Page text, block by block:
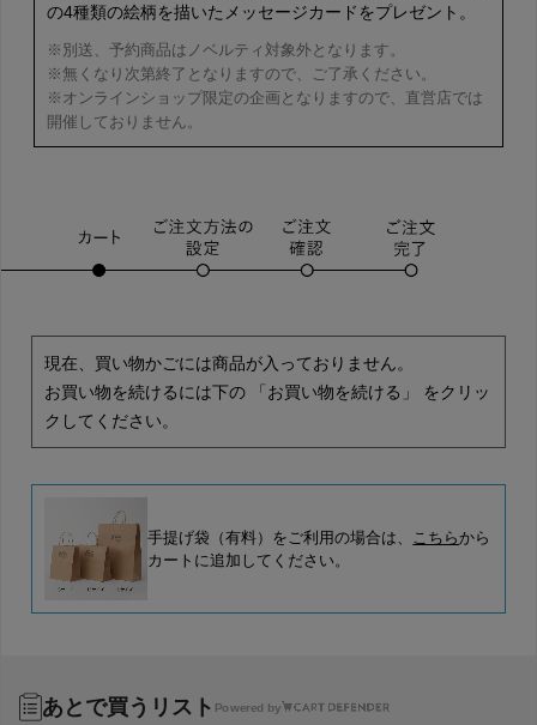
の4種類の絵柄を描いたメッセージカードをプレゼント。
※別送、予約商品はノベルティ対象外となります。
※無くなり次第終了となりますので、ご了承ください。
※オンラインショップ限定の企画となりますので、直営店では
開催しておりません。
現在、買い物かごには商品が入っておりません。
お買い物を続けるには下の 「お買い物を続ける」 をクリッ
クしてください。
手提げ袋（有料）をご利用の場合は、 こちらから
カートに追加してください。
あとで買うリスト Powered by